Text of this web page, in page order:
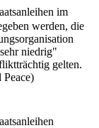
im
werden, die
niedrig"
gelten.